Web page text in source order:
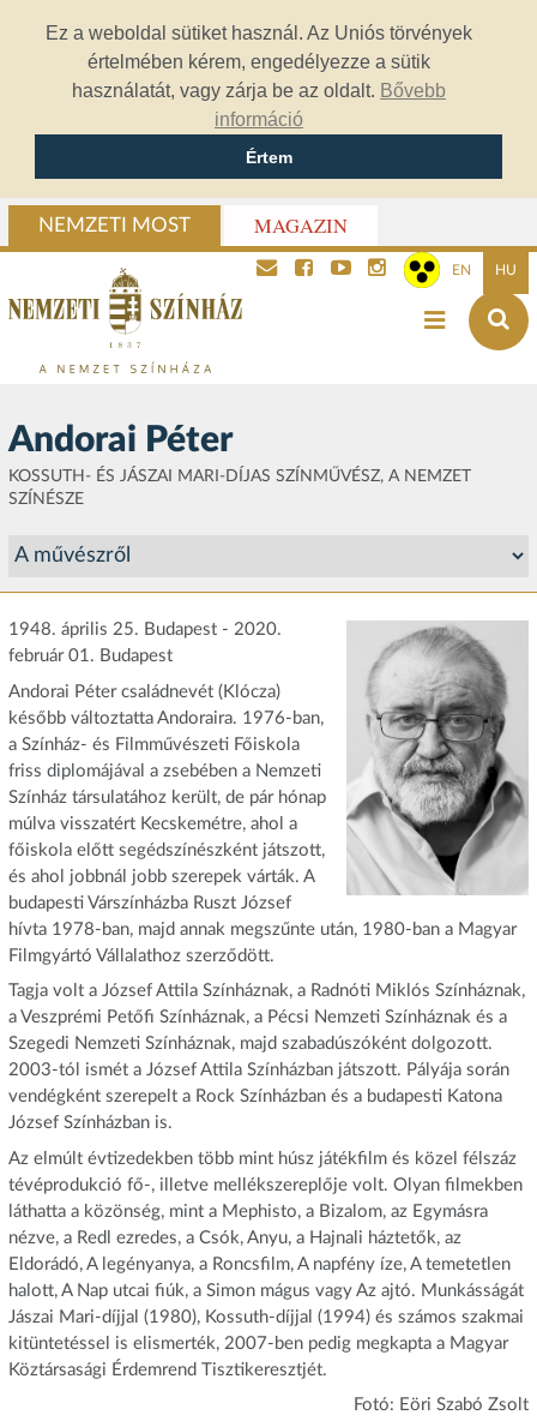
Ez a weboldal sütiket használ. Az Uniós törvények
értelmében kérem, engedélyezze a sütik
használatát, vagy zárja be az oldalt. Bővebb
információ
Értem
NEMZETI MOST MAGAZIN
EN HU
Andorai Péter
KOSSUTH- ÉS JÁSZAI MARI-DÍJAS SZÍNMŰVÉSZ, A NEMZET
SZÍNÉSZE
1948. április 25. Budapest - 2020.
február 01. Budapest
Andorai Péter családnevét (Klócza)
később változtatta Andoraira. 1976-ban,
a Színház- és Filmművészeti Főiskola
friss diplomájával a zsebében a Nemzeti
Színház társulatához került, de pár hónap
múlva visszatért Kecskemétre, ahol a
főiskola előtt segédszínészként játszott,
és ahol jobbnál jobb szerepek várták. A
budapesti Várszínházba Ruszt József
hívta 1978-ban, majd annak megszűnte után, 1980-ban a Magyar
Filmgyártó Vállalathoz szerződött.
Tagja volt a József Attila Színháznak, a Radnóti Miklós Színháznak,
a Veszprémi Petőfi Színháznak, a Pécsi Nemzeti Színháznak és a
Szegedi Nemzeti Színháznak, majd szabadúszóként dolgozott.
2003-tól ismét a József Attila Színházban játszott. Pályája során
vendégként szerepelt a Rock Színházban és a budapesti Katona
József Színházban is.
Az elmúlt évtizedekben több mint húsz játékfilm és közel félszáz
tévéprodukció fő-, illetve mellékszereplője volt. Olyan filmekben
láthatta a közönség, mint a Mephisto, a Bizalom, az Egymásra
nézve, a Redl ezredes, a Csók, Anyu, a Hajnali háztetők, az
Eldorádó, A legényanya, a Roncsfilm, A napfény íze, A temetetlen
halott, A Nap utcai fiúk, a Simon mágus vagy Az ajtó. Munkásságát
Jászai Mari-díjjal (1980), Kossuth-díjjal (1994) és számos szakmai
kitüntetéssel is elismerték, 2007-ben pedig megkapta a Magyar
Köztársasági Érdemrend Tisztikeresztjét.
Fotó: Eöri Szabó Zsolt